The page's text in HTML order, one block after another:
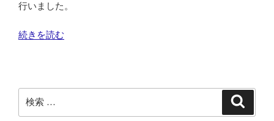
行いました。
“カ
ー
セ
続きを読む
索: